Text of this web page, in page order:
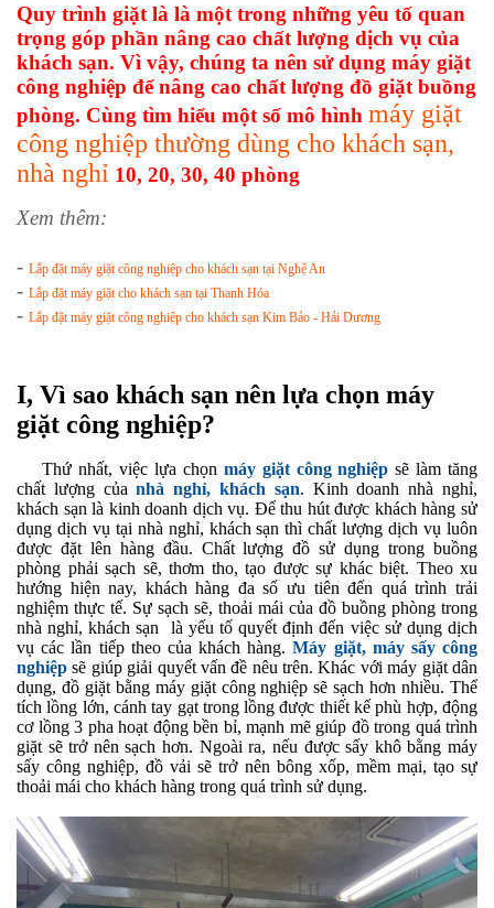
Quy trình giặt là là một trong những yêu tố quan
trọng góp phần nâng cao chất lượng dịch vụ của
khách sạn. Vì vậy, chúng ta nên sử dụng máy giặt
công nghiệp để nâng cao chất lượng đồ giặt buồng
phòng. Cùng tìm hiểu một số mô hình máy giặt
công nghiệp thường dùng cho khách sạn,
nhà nghỉ 10, 20, 30, 40 phòng
Xem thêm:
- Lắp đặt máy giặt công nghiệp cho khách sạn tại Nghệ An
- Lắp đặt máy giặt cho khách sạn tại Thanh Hóa
- Lắp đặt máy giặt công nghiệp cho khách sạn Kim Bảo - Hải Dương
I, Vì sao khách sạn nên lựa chọn máy
giặt công nghiệp?
Thứ nhất, việc lựa chọn máy giặt công nghiệp sẽ làm tăng
chất lượng củanhà nghỉ, khách sạn. Kinh doanh nhà nghỉ,
khách sạn là kinh doanh dịch vụ. Để thu hút được khách hàng sử
dụng dịch vụ tại nhà nghỉ, khách sạn thì chất lượng dịch vụ luôn
được đặt lên hàng đầu. Chất lượng đồ sử dụng trong buồng
phòng phải sạch sẽ, thơm tho, tạo được sự khác biệt. Theo xu
hướng hiện nay, khách hàng đa số ưu tiên đến quá trình trải
nghiệm thực tế. Sự sạch sẽ, thoải mái của đồ buồng phòng trong
nhà nghỉ, khách sạn là yếu tố quyết định đến việc sử dụng dịch
vụ các lần tiếp theo của khách hàng.Máy giặt, máy sấy công
nghiệp sẽ giúp giải quyết vấn đề nêu trên. Khác với máy giặt dân
dụng, đồ giặt bằng máy giặt công nghiệp sẽ sạch hơn nhiều. Thể
tích lồng lớn, cánh tay gạt trong lồng được thiết kế phù hợp, động
cơ lồng 3 pha hoạt động bền bỉ, mạnh mẽ giúp đồ trong quá trình
giặt sẽ trở nên sạch hơn. Ngoài ra, nếu được sấy khô bằng máy
sấy công nghiệp, đồ vải sẽ trở nên bông xốp, mềm mại, tạo sự
thoải mái cho khách hàng trong quá trình sử dụng.